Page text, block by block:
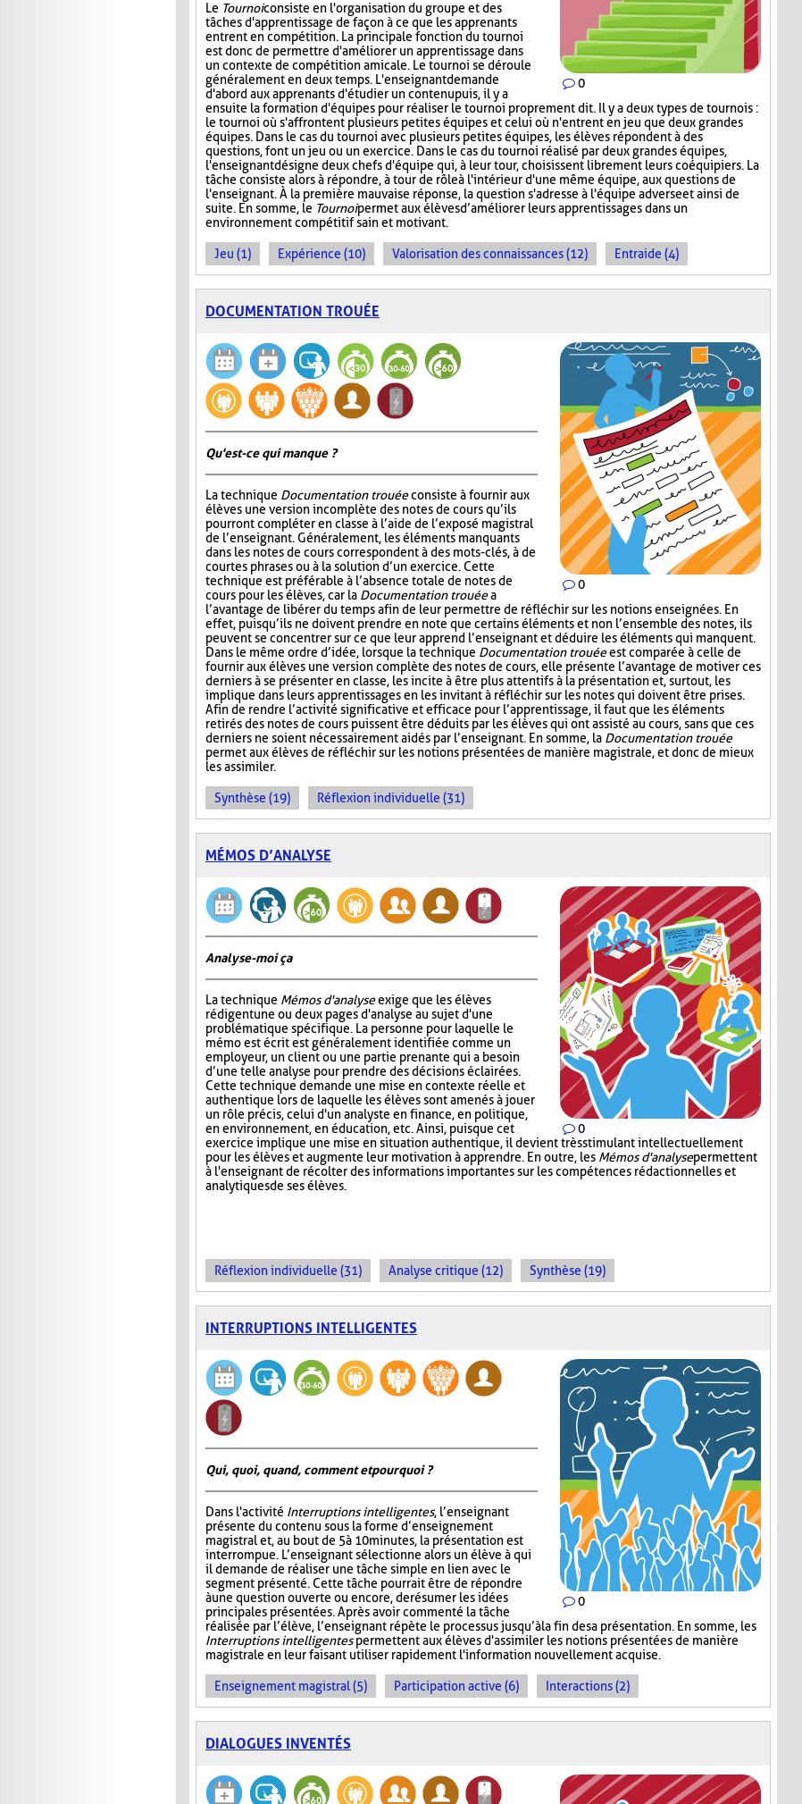
0
Le Tournoiconsiste en l'organisation du groupe et des
tâches d'apprentissage de façon à ce que les apprenants
entrent en compétition. La principale fonction du tournoi
est donc de permettre d'améliorer un apprentissage dans
un contexte de compétition amicale. Le tournoi se déroule
généralement en deux temps. L'enseignant demande
d'abord aux apprenants d'étudier un contenu puis, il y a
ensuite la formation d'équipes pour réaliser le tournoi proprement dit. Il y a deux types de tournois :
le tournoi où s'affrontent plusieurs petites équipes et celui où n'entrent en jeu que deux grandes
équipes. Dans le cas du tournoi avec plusieurs petites équipes, les élèves répondent à des
questions, font un jeu ou un exercice. Dans le cas du tournoi réalisé par deux grandes équipes,
l'enseignant désigne deux chefs d'équipe qui, à leur tour, choisissent librement leurs coéquipiers. La
tâche consiste alors à répondre, à tour de rôle à l'intérieur d'une même équipe, aux questions de
l'enseignant. À la première mauvaise réponse, la question s'adresse à l'équipe adverse et ainsi de
suite. En somme, le Tournoipermet aux élèves d’améliorer leurs apprentissages dans un
environnement compétitif sain et motivant.
Jeu (1) Expérience (10) Valorisation des connaissances (12) Entraide (4)
DOCUMENTATION TROUÉE
0
Qu'est-ce qui manque ?
La technique Documentation trouéeconsiste à fournir aux
élèves une version incomplète des notes de cours qu’ils
pourront compléter en classe à l’aide de l’exposé magistral
de l’enseignant. Généralement, les éléments manquants
dans les notes de cours correspondent à des mots-clés, à de
courtes phrases ou à la solution d’un exercice. Cette
technique est préférable à l’absence totale de notes de
cours pour les élèves, car la Documentation trouéea
l’avantage de libérer du temps afin de leur permettre de réfléchir sur les notions enseignées. En
effet, puisqu’ils ne doivent prendre en note que certains éléments et non l’ensemble des notes, ils
peuvent se concentrer sur ce que leur apprend l’enseignant et déduire les éléments qui manquent.
Dans le même ordre d’idée, lorsque la technique Documentation trouéeest comparée à celle de
fournir aux élèves une version complète des notes de cours, elle présente l’avantage de motiver ces
derniers à se présenter en classe, les incite à être plus attentifs à la présentation et, surtout, les
implique dans leurs apprentissages en les invitant à réfléchir sur les notes qui doivent être prises.
Afin de rendre l’activité significative et efficace pour l’apprentissage, il faut que les éléments
retirés des notes de cours puissent être déduits par les élèves qui ont assisté au cours, sans que ces
derniers ne soient nécessairement aidés par l’enseignant. En somme, la Documentation trouée
permet aux élèves de réfléchir sur les notions présentées de manière magistrale, et donc de mieux
les assimiler.
Synthèse (19) Réflexion individuelle (31)
MÉMOS D’ANALYSE
0
Analyse-moi ça
La technique Mémos d'analyseexige que les élèves
rédigent une ou deux pages d'analyse au sujet d'une
problématique spécifique. La personne pour laquelle le
mémo est écrit est généralement identifiée comme un
employeur, un client ou une partie prenante qui a besoin
d’une telle analyse pour prendre des décisions éclairées.
Cette technique demande une mise en contexte réelle et
authentique lors de laquelle les élèves sont amenés à jouer
un rôle précis, celui d'un analyste en finance, en politique,
en environnement, en éducation, etc. Ainsi, puisque cet
exercice implique une mise en situation authentique, il devient très stimulant intellectuellement
pour les élèves et augmente leur motivation à apprendre. En outre, les Mémos d'analysepermettent
à l'enseignant de récolter des informations importantes sur les compétences rédactionnelles et
analytiques de ses élèves.
Réflexion individuelle (31) Analyse critique (12) Synthèse (19)
INTERRUPTIONS INTELLIGENTES
0
Qui, quoi, quand, comment et pourquoi ?
Dans l'activité Interruptions intelligentes, l’enseignant
présente du contenu sous la forme d’enseignement
magistral et, au bout de 5 à 10 minutes, la présentation est
interrompue. L’enseignant sélectionne alors un élève à qui
il demande de réaliser une tâche simple en lien avec le
segment présenté. Cette tâche pourrait être de répondre
à une question ouverte ou encore, de résumer les idées
principales présentées. Après avoir commenté la tâche
réalisée par l’élève, l’enseignant répète le processus jusqu’à la fin de sa présentation. En somme, les
Interruptions intelligentespermettent aux élèves d'assimiler les notions présentées de manière
magistrale en leur faisant utiliser rapidement l'information nouvellement acquise.
Enseignement magistral (5) Participation active (6) Interactions (2)
DIALOGUES INVENTÉS